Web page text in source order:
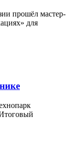
прошёл мастер-
для